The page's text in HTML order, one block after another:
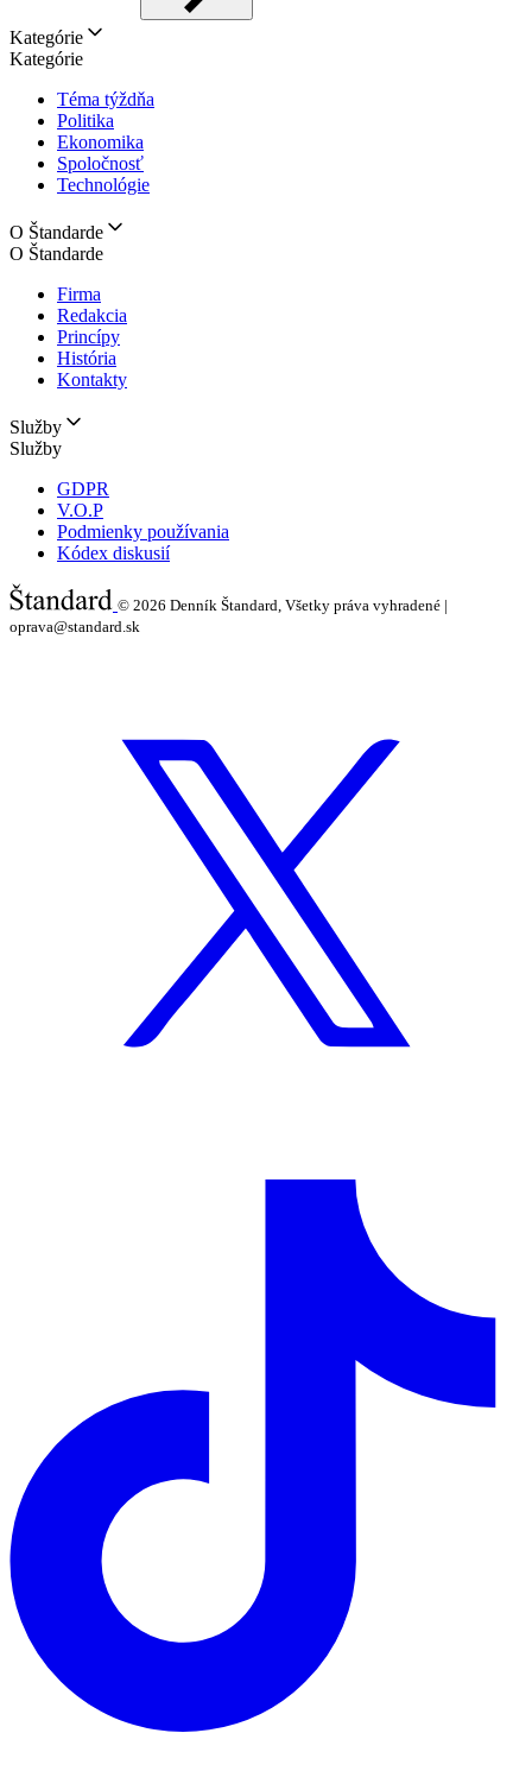
Kategórie
Kategórie
Téma týždňa
Politika
Ekonomika
Spoločnosť
Technológie
O Štandarde
O Štandarde
Firma
Redakcia
Princípy
História
Kontakty
Služby
Služby
GDPR
V.O.P
Podmienky používania
Kódex diskusií
© 2026 Denník Štandard, Všetky práva vyhradené |
oprava@standard.sk